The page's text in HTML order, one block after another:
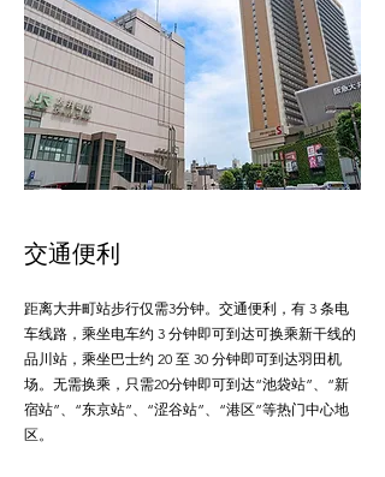
交通便利
距离大井町站步行仅需3分钟。交通便利，有 3 条电
车线路，乘坐电车约 3 分钟即可到达可换乘新干线的
品川站，乘坐巴士约 20 至 30 分钟即可到达羽田机
场。无需换乘，只需20分钟即可到达“池袋站”、“新
宿站”、“东京站”、“涩谷站”、“港区”等热门中心地
区。